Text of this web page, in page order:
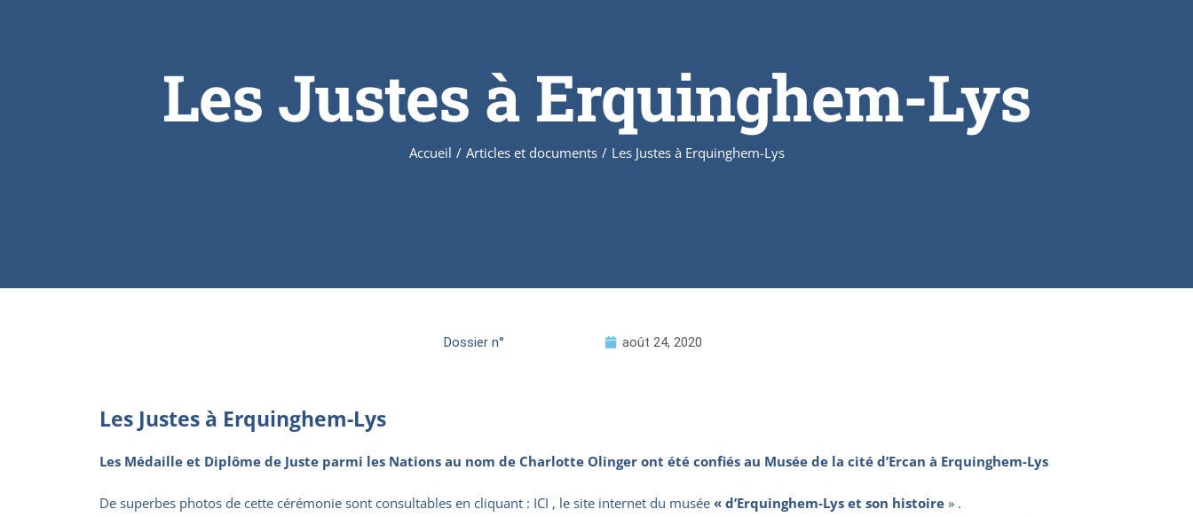
Les Justes à Erquinghem-Lys
Accueil / Articles et documents / Les Justes à Erquinghem-Lys
Dossier n° août 24, 2020
Les Justes à Erquinghem-Lys
Les Médaille et Diplôme de Juste parmi les Nations au nom de Charlotte Olinger ont été confiés au Musée de la cité d’Ercan à Erquinghem-Lys
De superbes photos de cette cérémonie sont consultables en cliquant : ICI , le site internet du musée « d’Erquinghem-Lys et son histoire » .